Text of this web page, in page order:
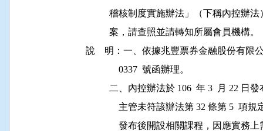
稽核制度實施辦法」（下稱內控辦
          案，請查照並請轉知所屬會員機構。
說    明：一、依據兆豐票券金融股份有限
              0337  號函辦理。
二、內控辦法於 106  年 3  月 22
主管未符該辦法第 32 條第 5
發布後開設相關課程，因應實